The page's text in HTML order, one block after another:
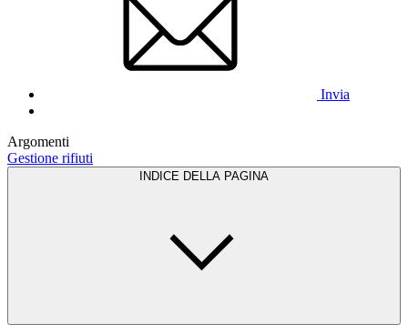
Invia
Argomenti
Gestione rifiuti
INDICE DELLA PAGINA